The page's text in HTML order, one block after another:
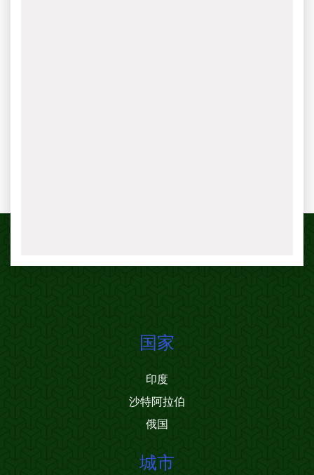
国家
印度
沙特阿拉伯
俄国
城市